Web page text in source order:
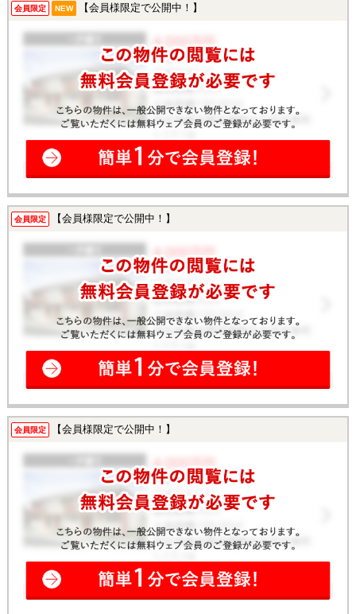
会員限定 NEW 【会員様限定で公開中！】
会員限定 【会員様限定で公開中！】
会員限定 【会員様限定で公開中！】